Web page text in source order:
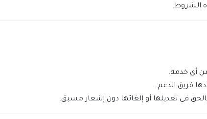
الشروط.
أي خدمة.
فريق الدعم.
في تعديلها أو إلغائها دون إشعار مسبق.